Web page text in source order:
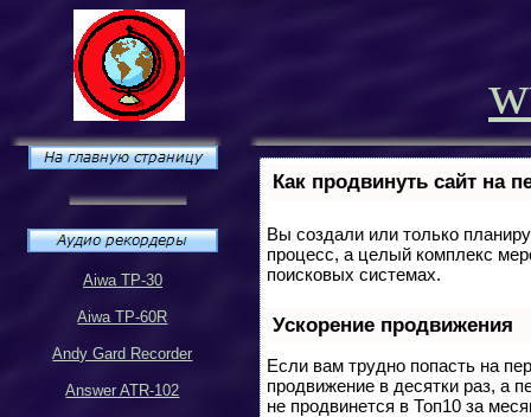
Aiwa TP-30
Aiwa TP-60R
Andy Gard Recorder
Answer ATR-102
Как продвинуть сайт на
Вы создали или только
процесс, а целый комплекс
поисковых системах.
Ускорение продвижения
Если вам трудно попасть на
продвижение в десятки раз, а
не продвинется в Топ10 за